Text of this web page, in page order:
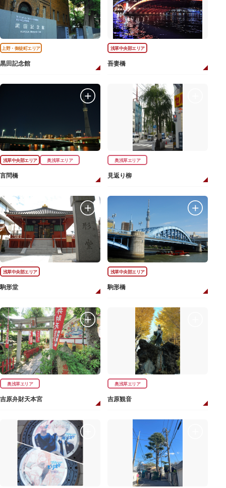
上野・御徒町エリア
黒田記念館
浅草中央部エリア
吾妻橋
浅草中央部エリア 奥浅草エリア
言問橋
奥浅草エリア
見返り柳
浅草中央部エリア
駒形堂
浅草中央部エリア
駒形橋
奥浅草エリア
吉原弁財天本宮
奥浅草エリア
吉原観音